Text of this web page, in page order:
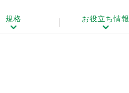
規格 お役立ち情報